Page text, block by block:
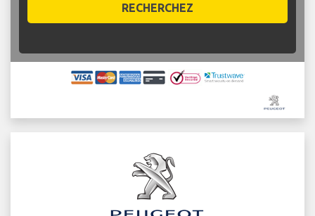
RECHERCHEZ